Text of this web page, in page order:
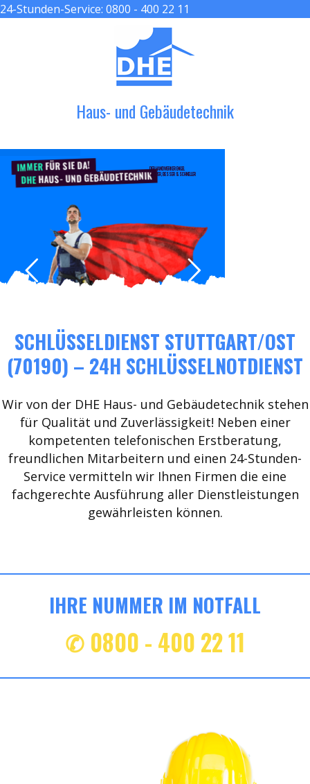
24-Stunden-Service: 0800 - 400 22 11
Haus- und Gebäudetechnik
IMMERFÜR SIE DA!
DHEHAUS- UND GEBÄUDETECHNIK
DER HANDWERKER ENGEL
GRÖßER, BESSER & SCHNELLER
SCHLÜSSELDIENST STUTTGART/OST
(70190) – 24H SCHLÜSSELNOTDIENST
Wir von der DHE Haus- und Gebäudetechnik stehen
für Qualität und Zuverlässigkeit! Neben einer
kompetenten telefonischen Erstberatung,
freundlichen Mitarbeitern und einen 24-Stunden-
Service vermitteln wir Ihnen Firmen die eine
fachgerechte Ausführung aller Dienstleistungen
gewährleisten können.
IHRE NUMMER IM NOTFALL
✆ 0800 - 400 22 11